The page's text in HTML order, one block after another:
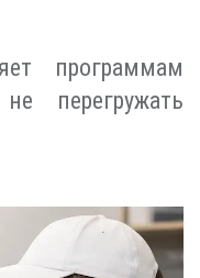
программам
перегружать